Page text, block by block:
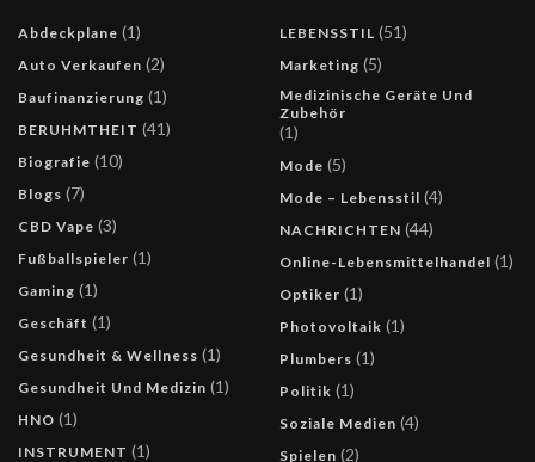
Abdeckplane (1)
Auto Verkaufen (2)
Baufinanzierung (1)
BERUHMTHEIT (41)
Biografie (10)
Blogs (7)
CBD Vape (3)
Fußballspieler (1)
Gaming (1)
Geschäft (1)
Gesundheit & Wellness (1)
Gesundheit Und Medizin (1)
HNO (1)
INSTRUMENT (1)
LEBENSSTIL (51)
Marketing (5)
Medizinische Geräte Und
Zubehör
(1)
Mode (5)
Mode – Lebensstil (4)
NACHRICHTEN (44)
Online-Lebensmittelhandel (1)
Optiker (1)
Photovoltaik (1)
Plumbers (1)
Politik (1)
Soziale Medien (4)
Spielen (2)